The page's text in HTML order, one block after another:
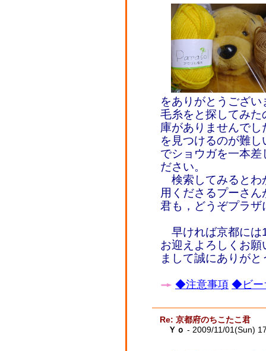
をありがとうござ
毛糸をと探してみ
庫がありませんで
を見つけるのが難
でショウガを一本
ださい。
検索してみるとわ
用くださるプーさ
君も，どうぞプラザ
早ければ京都には
お迎えよろしくお
まして誠にありが
◆注意事項 ◆ビー
Re: 京都府のちこたこ君
Ｙｏ - 2009/11/01(Sun)